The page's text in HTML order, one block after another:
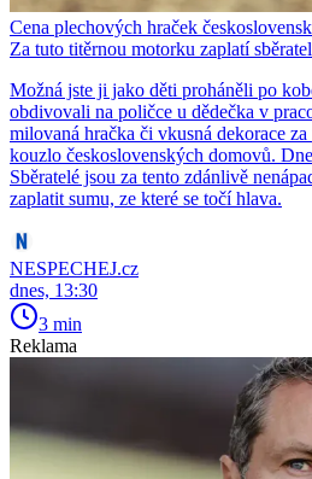
Cena plechových hraček
Za tuto titěrnou motorku zaplatí
Možná jste ji jako děti proháněli po
obdivovali na poličce u dědečka v
milovaná hračka či vkusná dekorace
kouzlo československých domovů.
Sběratelé jsou za tento zdánlivě
zaplatit sumu, ze které se točí hlava.
NESPECHEJ.cz
dnes, 13:30
3 min
Reklama